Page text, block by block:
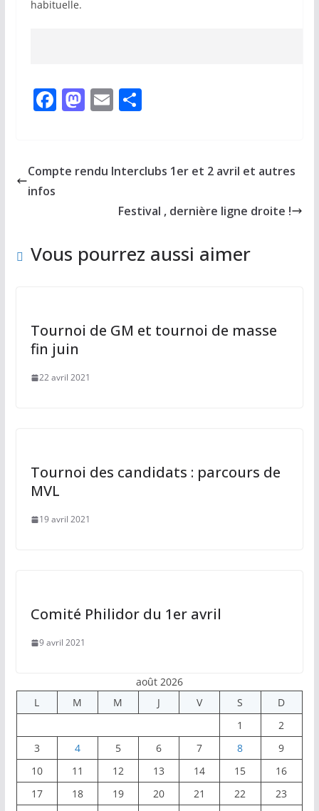
habituelle.
F
e
k
M
o
E
l
P
g
Compte rendu Interclubs 1er et 2 avril et autres
infos
Festival , dernière ligne droite !
Vous pourrez aussi aimer
Tournoi de GM et tournoi de masse
fin juin
22 avril 2021
Tournoi des candidats : parcours de
MVL
19 avril 2021
Comité Philidor du 1er avril
9 avril 2021
août 2026
L
M M J V S
D
1
2
3
4 5 6 7 8
9
10
11 12 13 14 15
16
17
18 19 20 21 22
23